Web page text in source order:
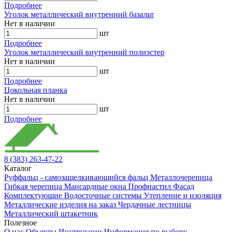
Подробнее
Уголок металлический внутренний базальт
Нет в наличии
шт
Подробнее
Уголок металлический внутренний полиэстер
Нет в наличии
шт
Подробнее
Цокольная планка
Нет в наличии
шт
Подробнее
8 (383) 263-47-22
Каталог
Руффальц - самозащелкивающийся фальц Металлочерепица
Гибкая черепица Мансардные окна Профнастил Фасад
Комплектующие Водосточные системы Утепление и изоляция
Металлические изделия на заказ Чердачные лестницы
Металлический штакетник
Полезное